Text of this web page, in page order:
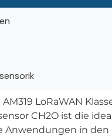
LoRaWAN
CH2O ist die
Anwendungen in den